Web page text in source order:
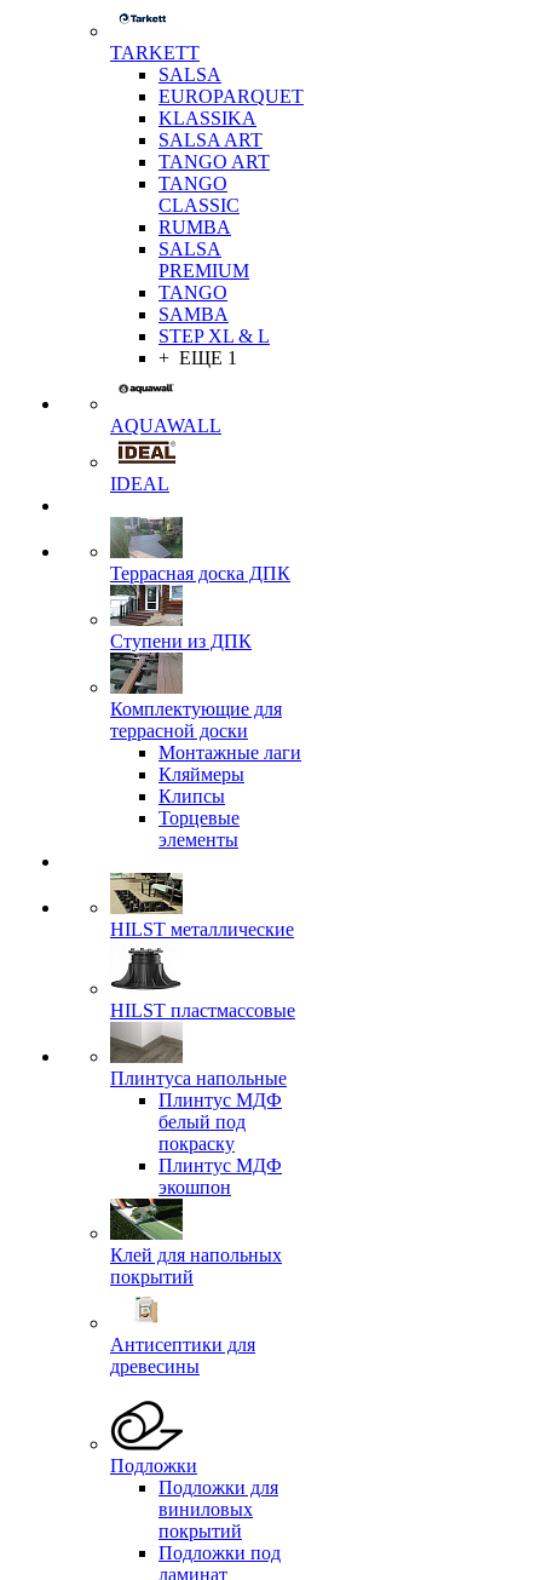
TARKETT
SALSA
EUROPARQUET
KLASSIKA
SALSA ART
TANGO ART
TANGO
CLASSIC
RUMBA
SALSA
PREMIUM
TANGO
SAMBA
STEP XL & L
+ ЕЩЕ 1
AQUAWALL
IDEAL
Террасная доска ДПК
Ступени из ДПК
Комплектующие для
террасной доски
Монтажные лаги
Кляймеры
Клипсы
Торцевые
элементы
HILST металлические
HILST пластмассовые
Плинтуса напольные
Плинтус МДФ
белый под
покраску
Плинтус МДФ
экошпон
Клей для напольных
покрытий
Антисептики для
древесины
Подложки
Подложки для
виниловых
покрытий
Подложки под
ламинат